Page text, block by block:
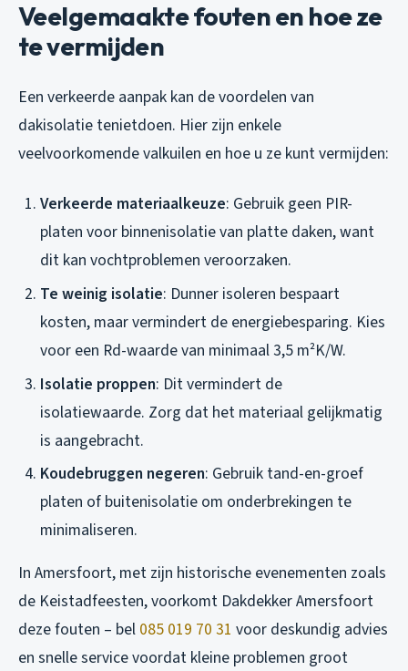
Veelgemaakte fouten en hoe ze
te vermijden
Een verkeerde aanpak kan de voordelen van
dakisolatie tenietdoen. Hier zijn enkele
veelvoorkomende valkuilen en hoe u ze kunt vermijden:
Verkeerde materiaalkeuze: Gebruik geen PIR-
platen voor binnenisolatie van platte daken, want
dit kan vochtproblemen veroorzaken.
Te weinig isolatie: Dunner isoleren bespaart
kosten, maar vermindert de energiebesparing. Kies
voor een Rd-waarde van minimaal 3,5 m²K/W.
Isolatie proppen: Dit vermindert de
isolatiewaarde. Zorg dat het materiaal gelijkmatig
is aangebracht.
Koudebruggen negeren: Gebruik tand-en-groef
platen of buitenisolatie om onderbrekingen te
minimaliseren.
In Amersfoort, met zijn historische evenementen zoals
de Keistadfeesten, voorkomt Dakdekker Amersfoort
deze fouten – bel 085 019 70 31 voor deskundig advies
en snelle service voordat kleine problemen groot